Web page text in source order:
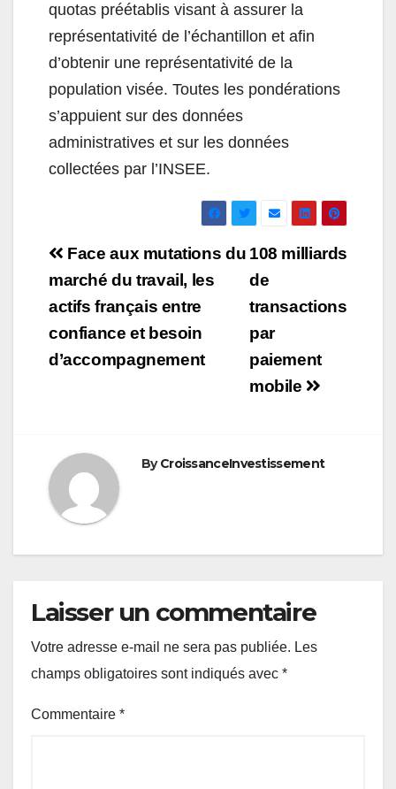
quotas préétablis visant à assurer la
représentativité de l’échantillon et afin
d’obtenir une représentativité de la
population visée. Toutes les pondérations
s’appuient sur des données
administratives et sur les données
collectées par l’INSEE.
Navigation
de
l’article
108 milliards
de
transactions
par
paiement
mobile
Face aux mutations du
marché du travail, les
actifs français entre
confiance et besoin
d’accompagnement
ByCroissanceInvestissement
Laisser un commentaire
Votre adresse e-mail ne sera pas publiée. Les
champs obligatoires sont indiqués avec *
Commentaire *